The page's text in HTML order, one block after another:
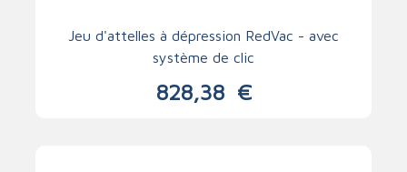
Jeu d'attelles à dépression RedVac - avec
système de clic
828,38 €